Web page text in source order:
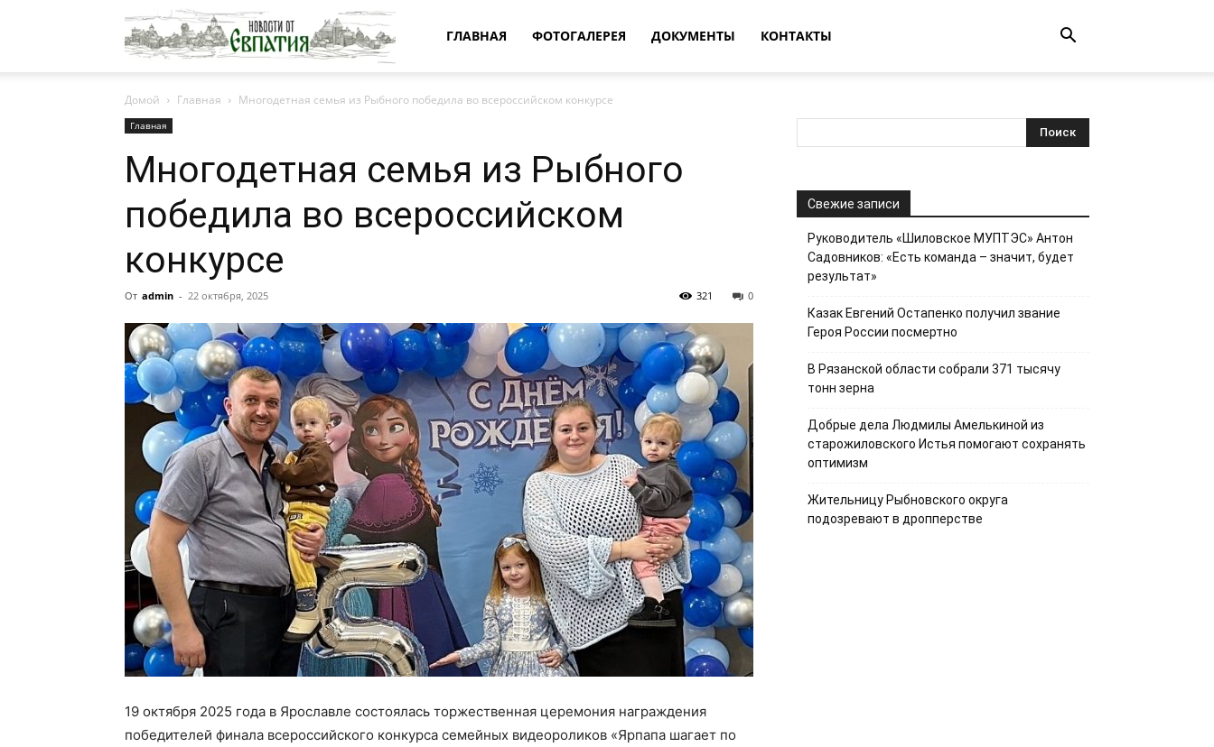
Новости
от
Евпатия
ГЛАВНАЯ ФОТОГАЛЕРЕЯ ДОКУМЕНТЫ КОНТАКТЫ
Домой Главная Многодетная семья из Рыбного победила во всероссийском конкурсе
Главная
Многодетная семья из Рыбного
победила во всероссийском
конкурсе
От admin - 22 октября, 2025 0
321
19 октября 2025 года в Ярославле состоялась торжественная церемония награждения
победителей финала всероссийского конкурса семейных видеороликов «Ярпапа шагает по
Свежие записи
Руководитель «Шиловское МУПТЭС» Антон
Садовников: «Есть команда – значит, будет
результат»
Казак Евгений Остапенко получил звание
Героя России посмертно
В Рязанской области собрали 371 тысячу
тонн зерна
Добрые дела Людмилы Амелькиной из
старожиловского Истья помогают сохранять
оптимизм
Жительницу Рыбновского округа
подозревают в дропперстве